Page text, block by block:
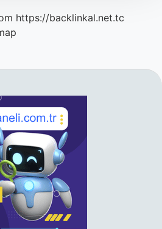
https://backlinkal.net.tc